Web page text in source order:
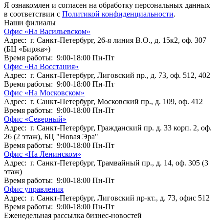
Я ознакомлен и согласен на обработку персональных данных
в соответствии с Политикой конфиденциальности.
Наши филиалы
Офис «На Васильевском»
Адрес: г. Санкт-Петербург, 26-я линия В.О., д. 15к2, оф. 307
(БЦ «Биржа»)
Время работы: 9:00-18:00 Пн-Пт
Офис «На Восстания»
Адрес: г. Санкт-Петербург, Лиговский пр., д. 73, оф. 512, 402
Время работы: 9:00-18:00 Пн-Пт
Офис «На Московском»
Адрес: г. Санкт-Петербург, Московский пр., д. 109, оф. 412
Время работы: 9:00-18:00 Пн-Пт
Офис «Северный»
Адрес: г. Санкт-Петербург, Гражданский пр. д. 33 корп. 2, оф.
26 (2 этаж), БЦ "Новая Эра"
Время работы: 9:00-18:00 Пн-Пт
Офис «На Ленинском»
Адрес: г. Санкт-Петербург, Трамвайный пр., д. 14, оф. 305 (3
этаж)
Время работы: 9:00-18:00 Пн-Пт
Офис управления
Адрес: г. Санкт-Петербург, Лиговский пр-кт., д. 73, офис 512
Время работы: 9:00-18:00 Пн-Пт
Еженедельная рассылка бизнес-новостей